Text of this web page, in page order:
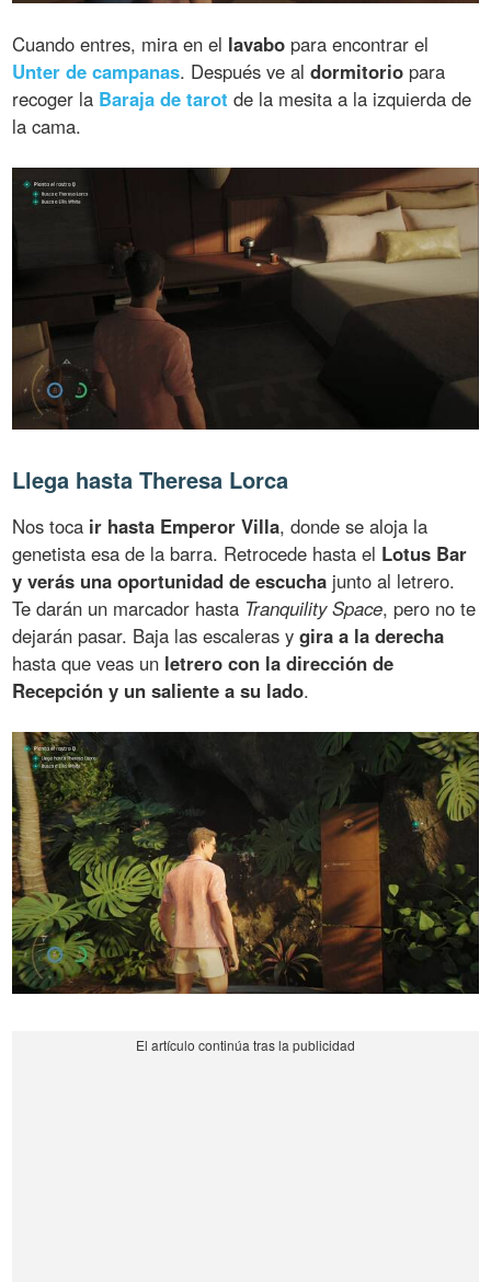
Cuando entres, mira en el lavabo para encontrar el
Unter de campanas. Después ve aldormitorio para
recoger la Baraja de tarot de la mesita a la izquierda de
la cama.
Llega hasta Theresa Lorca
Nos toca ir hasta Emperor Villa, donde se aloja la
genetista esa de la barra. Retrocede hasta el Lotus Bar
y verás una oportunidad de escucha junto al letrero.
Te darán un marcador hasta Tranquility Space, pero no te
dejarán pasar. Baja las escaleras ygira a la derecha
hasta que veas un letrero con la dirección de
Recepción y un saliente a su lado.